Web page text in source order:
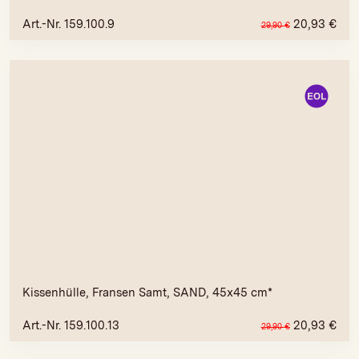
Art.-Nr. 159.100.9 29,90€ 20,93 €
Kissenhülle, Fransen Samt, SAND, 45x45 cm*
Art.-Nr. 159.100.13 29,90€ 20,93 €